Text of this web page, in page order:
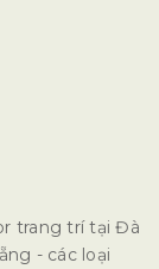
trang trí tại Đà
- các loại